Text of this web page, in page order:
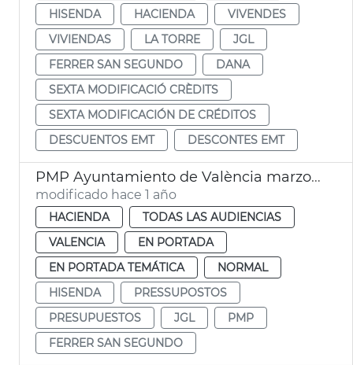
HISENDA
HACIENDA
VIVENDES
VIVIENDAS
LA TORRE
JGL
FERRER SAN SEGUNDO
DANA
SEXTA MODIFICACIÓ CRÈDITS
SEXTA MODIFICACIÓN DE CRÉDITOS
DESCUENTOS EMT
DESCONTES EMT
PMP Ayuntamiento de València marzo 2025
modificado hace 1 año
HACIENDA
TODAS LAS AUDIENCIAS
VALENCIA
EN PORTADA
EN PORTADA TEMÁTICA
NORMAL
HISENDA
PRESSUPOSTOS
PRESUPUESTOS
JGL
PMP
FERRER SAN SEGUNDO